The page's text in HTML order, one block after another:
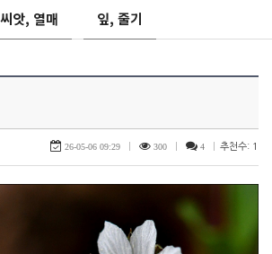
씨앗, 열매 잎, 줄기
26-05-06 09:29 300 4 추천수: 1